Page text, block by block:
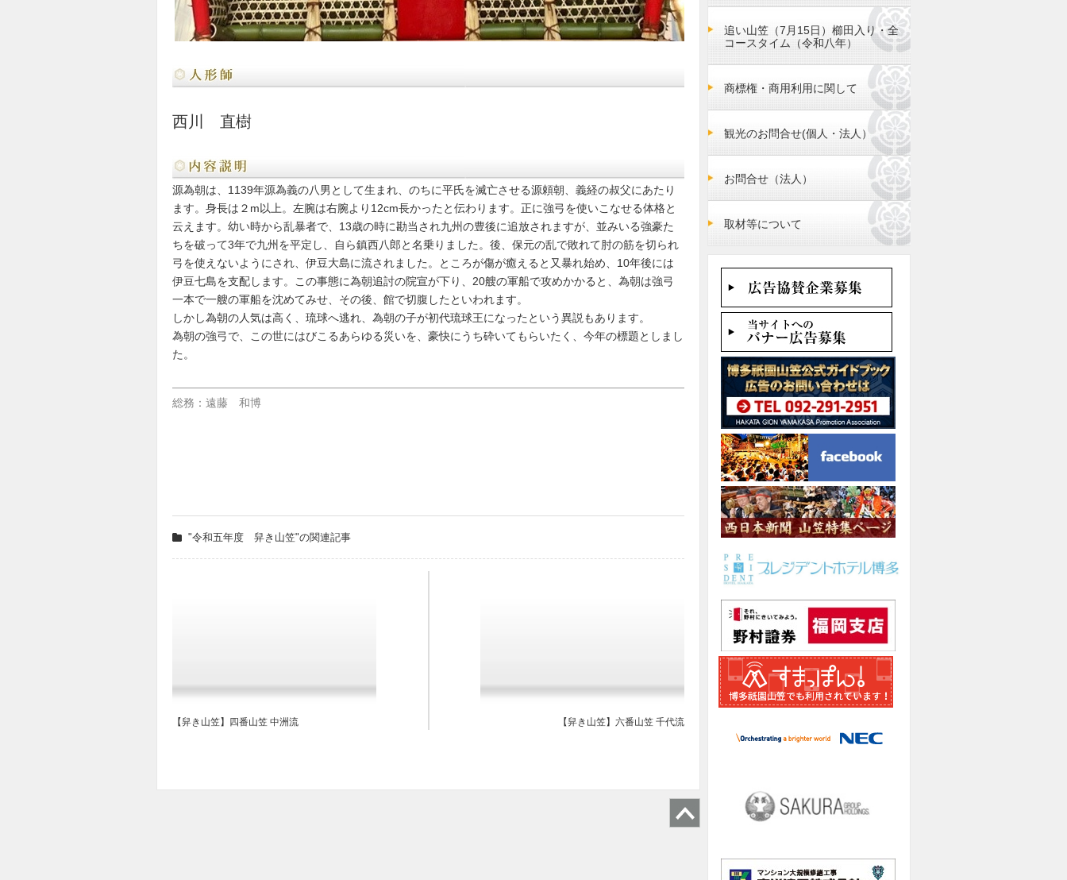
西川 直樹
源為朝は、1139年源為義の八男として生まれ、のちに平氏を滅亡させる源頼朝、義経の叔父にあたり
ます。身長は２m以上。左腕は右腕より12cm長かったと伝わります。正に強弓を使いこなせる体格と
云えます。幼い時から乱暴者で、13歳の時に勘当され九州の豊後に追放されますが、並みいる強豪た
ちを破って3年で九州を平定し、自ら鎮西八郎と名乗りました。後、保元の乱で敗れて肘の筋を切られ
弓を使えないようにされ、伊豆大島に流されました。ところが傷が癒えると又暴れ始め、10年後には
伊豆七島を支配します。この事態に為朝追討の院宣が下り、20艘の軍船で攻めかかると、為朝は強弓
一本で一艘の軍船を沈めてみせ、その後、館で切腹したといわれます。
しかし為朝の人気は高く、琉球へ逃れ、為朝の子が初代琉球王になったという異説もあります。
為朝の強弓で、この世にはびこるあらゆる災いを、豪快にうち砕いてもらいたく、今年の標題としまし
た。
総務：遠藤 和博
"令和五年度 舁き山笠"の関連記事
【舁き山笠】四番山笠 中洲流 【舁き山笠】六番山笠 千代流
追い山笠（7月15日）櫛田入り・全
コースタイム（令和八年）
商標権・商用利用に関して
観光のお問合せ(個人・法人）
お問合せ（法人）
取材等について